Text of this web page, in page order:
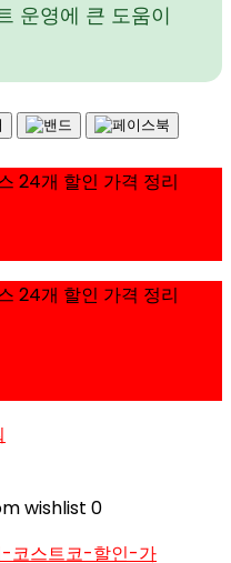
운영에 큰 도움이
wishlist 0